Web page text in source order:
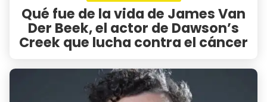
Qué fue de la vida de James Van
Der Beek, el actor de Dawson’s
Creek que lucha contra el cáncer